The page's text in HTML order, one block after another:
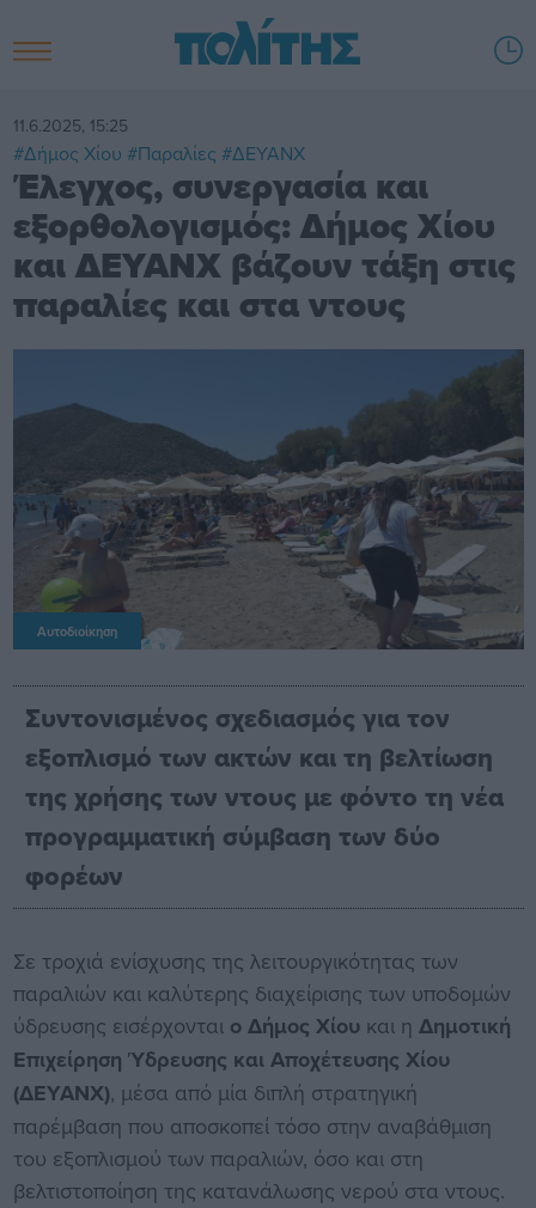
11.6.2025, 15:25
#Δήμος Χίου #Παραλίες #ΔΕΥΑΝΧ
Έλεγχος, συνεργασία και
εξορθολογισμός: Δήμος Χίου
και ΔΕΥΑΝΧ βάζουν τάξη στις
παραλίες και στα ντους
Αυτοδιοίκηση
Συντονισμένος σχεδιασμός για τον
εξοπλισμό των ακτών και τη βελτίωση
της χρήσης των ντους με φόντο τη νέα
προγραμματική σύμβαση των δύο
φορέων
Σε τροχιά ενίσχυσης της λειτουργικότητας των
παραλιών και καλύτερης διαχείρισης των υποδομών
ύδρευσης εισέρχονται ο Δήμος Χίουκαι η Δημοτική
Επιχείρηση Ύδρευσης και Αποχέτευσης Χίου
(ΔΕΥΑΝΧ), μέσα από μία διπλή στρατηγική
παρέμβαση που αποσκοπεί τόσο στην αναβάθμιση
του εξοπλισμού των παραλιών, όσο και στη
βελτιστοποίηση της κατανάλωσης νερού στα ντους.